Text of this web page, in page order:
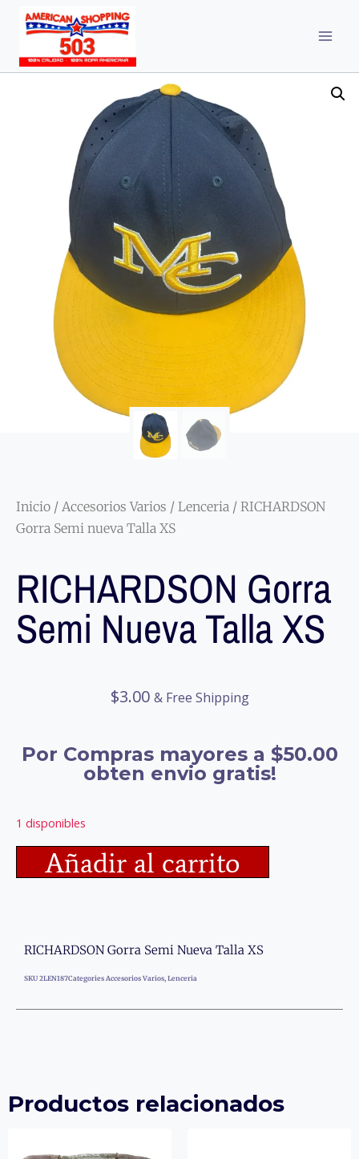
Inicio / Accesorios Varios / Lenceria / RICHARDSON
Gorra Semi nueva Talla XS
RICHARDSON Gorra
Semi Nueva Talla XS
$3.00 & Free Shipping
Por Compras mayores a $50.00
obten envio gratis!
1 disponibles
Añadir al carrito
RICHARDSON Gorra Semi Nueva Talla XS
SKU 2LEN187Categories Accesorios Varios, Lenceria
Productos relacionados